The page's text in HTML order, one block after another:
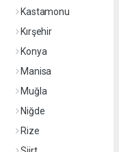
Kastamonu
Kırşehir
Konya
Manisa
Muğla
Niğde
Rize